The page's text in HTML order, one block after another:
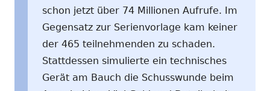
schon jetzt über 74 Millionen Aufrufe. Im
Gegensatz zur Serienvorlage kam keiner
der 465 teilnehmenden zu schaden.
Stattdessen simulierte ein technisches
Gerät am Bauch die Schusswunde beim